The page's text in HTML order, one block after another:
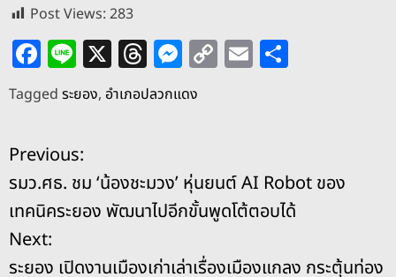
Post Views:283
F
a
c
e
b
o
o
k
Li
n
e
X T
h
re
d
s
M
e
ss
n
g
er
C
o
Li
n
k
E
m
Tagged ระยอง, อำเภอปลวกแดง
แ
น
ะ
Previous:
รมว.ศธ. ชม ‘น้องชะมวง’ หุ่นยนต์ AI Robot ของ
เทคนิคระยอง พัฒนาไปอีกขั้นพูดโต้ตอบได้
Next:
ระยอง เปิดงานเมืองเก่าเล่าเรื่องเมืองแกลง กระตุ้นท่อง